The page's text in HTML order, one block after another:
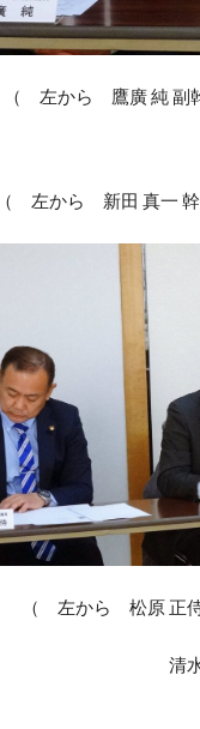
（ 左から 鷹廣 純 副
左から 新田 真一 幹
（ 左から 松原 正
清